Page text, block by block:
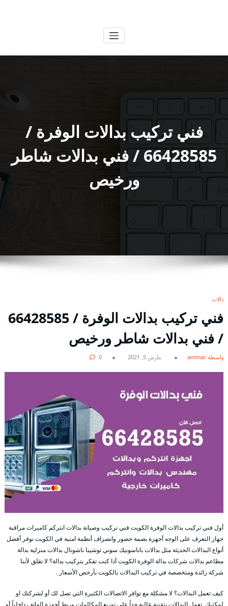
فني تركيب بدالات الوفرة /
66428585 / فني بدالات شاطر
ورخيص
بدالات
فني تركيب بدالات الوفرة / 66428585
/ فني بدالات شاطر ورخيص
بواسطة ammar مارس 5, 2021 0
أول فني تركيب بدالات الوفرة الكويت فني تركيب وصيانة بدالات انتركم كاميرات مراقبة
جهاز التعرف على الوجه أجهزة بصمة حضور وانصراف أنظمة امنية في الكويت نوفر أفضل
أنواع البدالات الحديثة مثل بدالات باناسونيك سوني توشيبا ناشونال بدالات منزلية بدالة
مطاعم بدالات شركات بدالة الوفرة الكويت أذا كنت تفكر بتركيب بدالة؟ لا تقلق لأننا
شركة رائدة ومتخصصة في تركيب البدالات بالكويت بأرخص الأسعار .
كيف تعمل البدالات؟ لا مشكلة مع توافر الاتصالات الكثيرة التي تصل لك أو لشركتك او
لمكتبك, تعمل البدالات بتقنية عالية جداً على توزيع المكالمات وربط أجهزة الهاتف داخلياً أو